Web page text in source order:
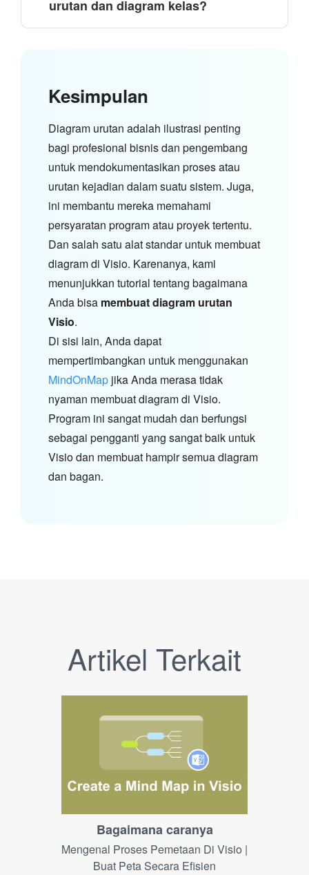
urutan dan diagram kelas?
Kesimpulan
Diagram urutan adalah ilustrasi penting
bagi profesional bisnis dan pengembang
untuk mendokumentasikan proses atau
urutan kejadian dalam suatu sistem. Juga,
ini membantu mereka memahami
persyaratan program atau proyek tertentu.
Dan salah satu alat standar untuk membuat
diagram di Visio. Karenanya, kami
menunjukkan tutorial tentang bagaimana
Anda bisa membuat diagram urutan
Visio.
Di sisi lain, Anda dapat
mempertimbangkan untuk menggunakan
MindOnMap jika Anda merasa tidak
nyaman membuat diagram di Visio.
Program ini sangat mudah dan berfungsi
sebagai pengganti yang sangat baik untuk
Visio dan membuat hampir semua diagram
dan bagan.
Artikel Terkait
Bagaimana caranya
Mengenal Proses Pemetaan Di Visio |
Buat Peta Secara Efisien